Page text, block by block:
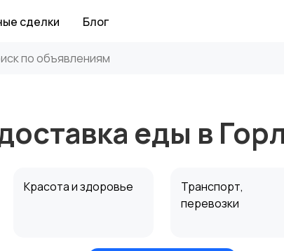
сделки Блог
еды в
Красота и здоровье
Транспорт,
перевозки